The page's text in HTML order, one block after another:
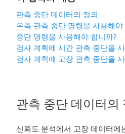
관측 중단 데이터의 정의
우측 관측 중단 명령을 사용해
중단 명령을 사용해야 합니까?
검사 계획에 시간 관측 중단을
검사 계획에 고장 관측 중단을
관측 중단 데이터의
신뢰도 분석에서 고장 데이터에